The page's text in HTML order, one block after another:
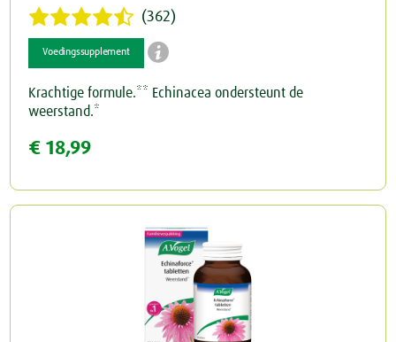
(362)
Voedingssupplement 
Krachtige formule.** Echinacea ondersteunt de
weerstand.*
€ 18,99